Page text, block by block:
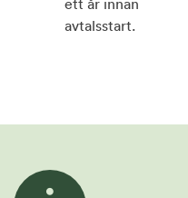
avtalsstart.